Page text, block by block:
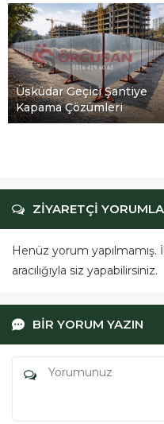
Üsküdar Geçici Şantiye
Kapama Çözümleri
Henüz yorum yapılmamış.
aracılığıyla siz yapabilirsiniz.